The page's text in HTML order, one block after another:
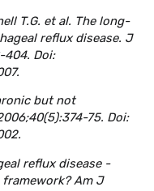
T.G. et al. The long-
reflux disease. J
404. Doi:
but not
75. Doi:
reflux disease -
Am J